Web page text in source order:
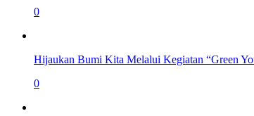
0
Hijaukan Bumi Kita Melalui Kegiatan “Green
0